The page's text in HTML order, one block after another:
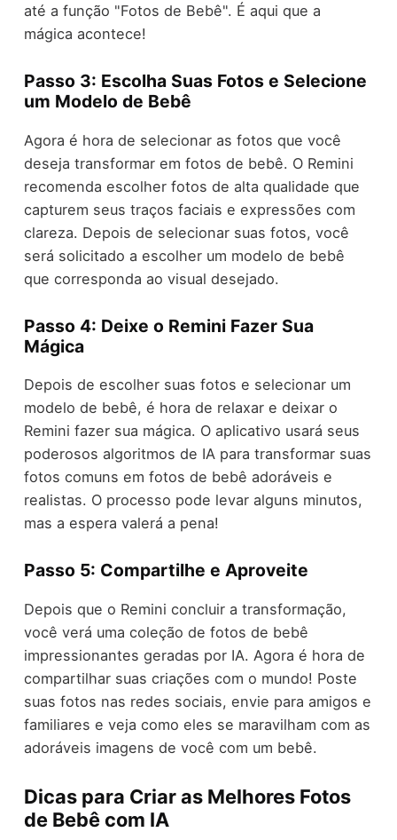
até a função "Fotos de Bebê". É aqui que a
mágica acontece!
Passo 3: Escolha Suas Fotos e Selecione
um Modelo de Bebê
Agora é hora de selecionar as fotos que você
deseja transformar em fotos de bebê. O Remini
recomenda escolher fotos de alta qualidade que
capturem seus traços faciais e expressões com
clareza. Depois de selecionar suas fotos, você
será solicitado a escolher um modelo de bebê
que corresponda ao visual desejado.
Passo 4: Deixe o Remini Fazer Sua
Mágica
Depois de escolher suas fotos e selecionar um
modelo de bebê, é hora de relaxar e deixar o
Remini fazer sua mágica. O aplicativo usará seus
poderosos algoritmos de IA para transformar suas
fotos comuns em fotos de bebê adoráveis e
realistas. O processo pode levar alguns minutos,
mas a espera valerá a pena!
Passo 5: Compartilhe e Aproveite
Depois que o Remini concluir a transformação,
você verá uma coleção de fotos de bebê
impressionantes geradas por IA. Agora é hora de
compartilhar suas criações com o mundo! Poste
suas fotos nas redes sociais, envie para amigos e
familiares e veja como eles se maravilham com as
adoráveis imagens de você com um bebê.
Dicas para Criar as Melhores Fotos
de Bebê com IA